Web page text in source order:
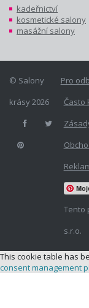
kadeřnictví
kosmetické salony
masážní salony
Pro
Často
Tento
s.r.o.
© Salony
krásy 2026
This cookie table has
consent management